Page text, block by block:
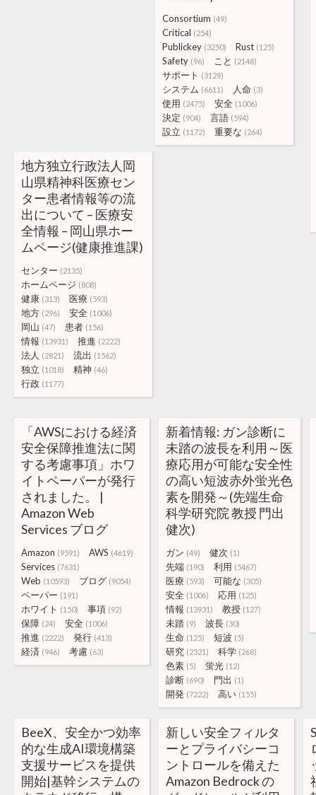
Consortium (49)
Critical (254)
Publickey (3250) Rust (125)
Safety (96) こと (2148)
サポート (3129)
システム (6611) 人命 (3)
使用 (2475) 安全 (1006)
決定 (904) 言語 (594)
設立 (1172) 重要な (264)
地方独立行政法人岡
山県精神科医療セン
ター患者情報等の流
出について – 医療安
全情報 – 岡山県ホー
ムページ(健康推進課)
センター (2135)
ホームページ (808)
健康 (313) 医療 (593)
地方 (296) 安全 (1006)
岡山 (47) 患者 (156)
情報 (13931) 推進 (2222)
法人 (2821) 流出 (1562)
独立 (1018) 精神 (46)
行政 (1177)
「AWSにおける経済
安全保障推進法に関
する考慮事項」ホワ
イトペーパーが発行
されました。 |
Amazon Web
Services ブログ
Amazon (9591) AWS (4619)
Services (7631)
Web (10593) ブログ (9054)
ペーパー (191)
ホワイト (150) 事項 (92)
保障 (24) 安全 (1006)
推進 (2222) 発行 (413)
経済 (946) 考慮 (63)
新着情報: ガン診断に
未踏の波長を利用～医
療応用が可能な安全性
の高い短波赤外蛍光色
素を開発～(先端生命
科学研究院 教授 門出
健次)
ガン (49) 健次 (1)
先端 (190) 利用 (5467)
医療 (593) 可能な (305)
安全 (1006) 応用 (125)
情報 (13931) 教授 (127)
未踏 (9) 波長 (30)
生命 (125) 短波 (5)
研究 (2321) 科学 (268)
色素 (5) 蛍光 (12)
診断 (690) 門出 (1)
開発 (7222) 高い (155)
BeeX、安全かつ効率
的な生成AI環境構築
支援サービスを提供
開始|基幹システムの
新しい安全フィルタ
ーとプライバシーコ
ントロールを備えた
Amazon Bedrock の